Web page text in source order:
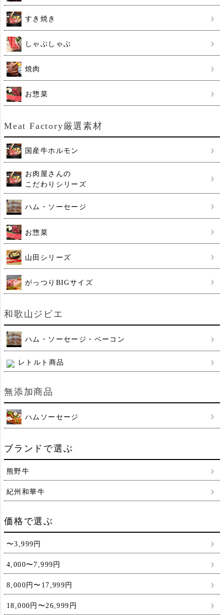
すき焼き
しゃぶしゃぶ
焼肉
お惣菜
Meat Factory厳選素材
国産牛ホルモン
お肉屋さんの
こだわりシリーズ
ハム・ソーセージ
お惣菜
山田シリーズ
がっつりBIGサイズ
和歌山ジビエ
ハム・ソーセージ・ベーコン
レトルト商品
無添加商品
ハムソーセージ
ブランドで選ぶ
熊野牛
紀州和華牛
価格で選ぶ
〜3,999円
4,000〜7,999円
8,000円〜17,999円
18,000円〜26,999円